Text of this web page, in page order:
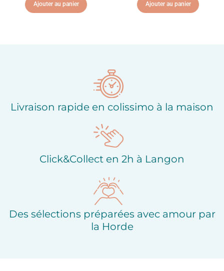
Ajouter au panier Ajouter au panier
Livraison rapide en colissimo à la maison
Click&Collect en 2h à Langon
Des sélections préparées avec amour par
la Horde